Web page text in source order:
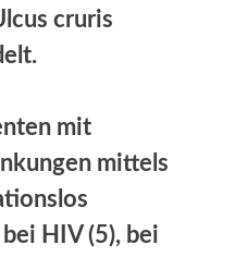
cruris
mit
mittels
HIV (5), bei